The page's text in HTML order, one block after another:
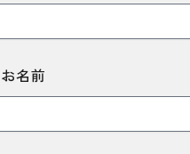
お名前